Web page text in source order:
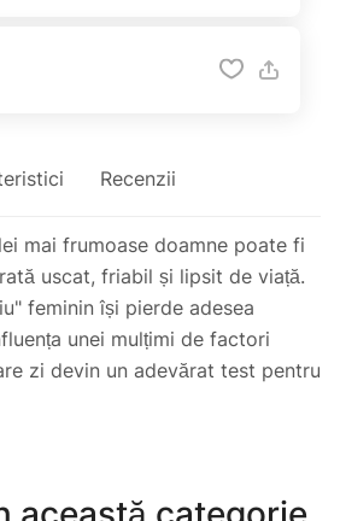
Recenzii
mai frumoase doamne poate fi
uscat, friabil și lipsit de viață.
feminin își pierde adesea
unei mulțimi de factori
zi devin un adevărat test pentru
eoliană, alegerea pieptenilor de
de stilizatori fierbinți fără